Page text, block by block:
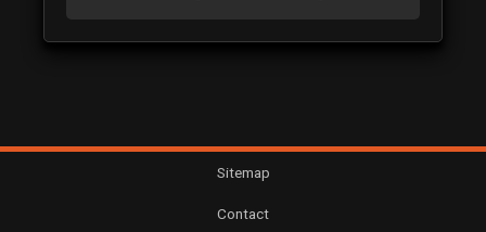
Sitemap
Contact